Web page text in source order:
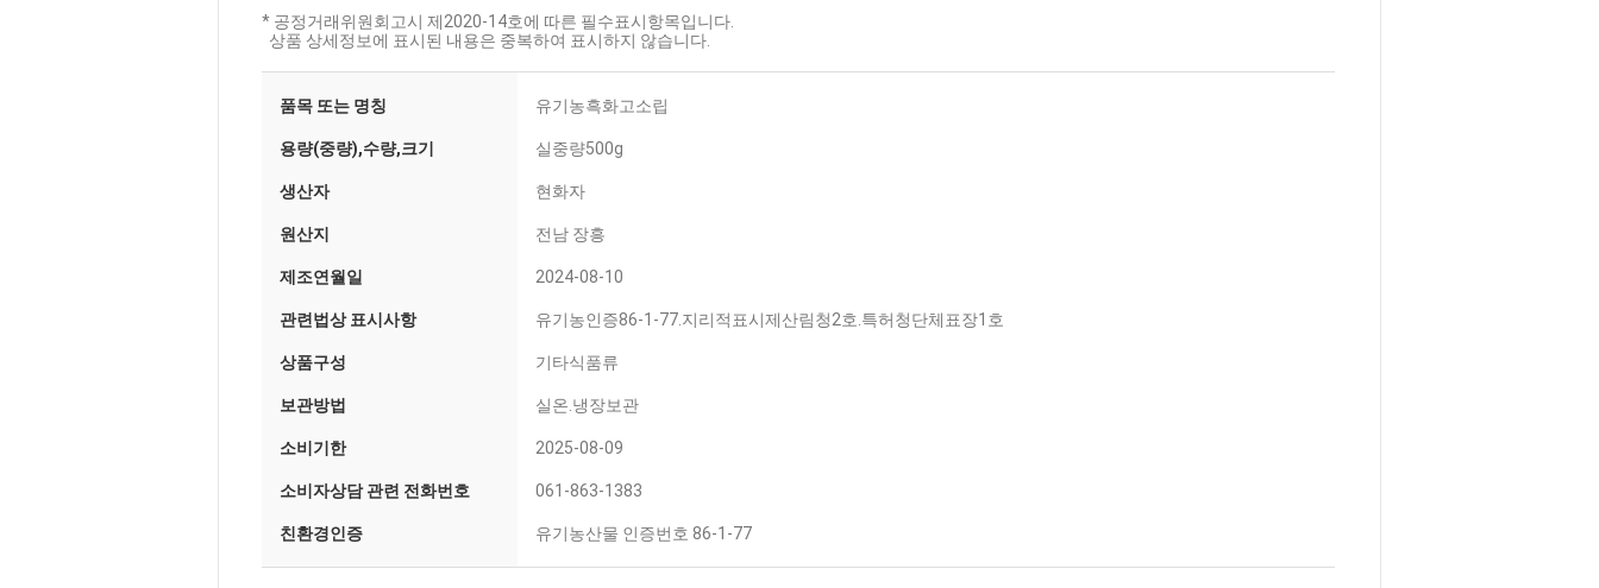
* 공정거래위원회고시 제2020-14호에 따른 필수표시항목입니다.
상품 상세정보에 표시된 내용은 중복하여 표시하지 않습니다.
품목 또는 명칭 유기농흑화고소립
용량(중량),수량,크기 실중량500g
생산자 현화자
원산지 전남 장흥
제조연월일 2024-08-10
관련법상 표시사항 유기농인증86-1-77.지리적표시제산림청2호.특허청단체표장1호
상품구성 기타식품류
보관방법 실온.냉장보관
소비기한 2025-08-09
소비자상담 관련 전화번호 061-863-1383
친환경인증 유기농산물 인증번호 86-1-77